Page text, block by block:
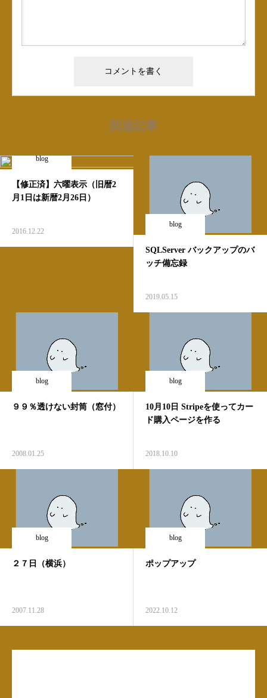
関連記事
blog
【修正済】六曜表示（旧暦2
月1日は新暦2月26日）
2016.12.22
blog
SQLServer バックアップのバ
ッチ備忘録
2019.05.15
blog
９９％透けない封筒（窓付）
2008.01.25
blog
10月10日 Stripeを使ってカー
ド購入ページを作る
2018.10.10
blog
２７日（横浜）
2007.11.28
blog
ポップアップ
2022.10.12